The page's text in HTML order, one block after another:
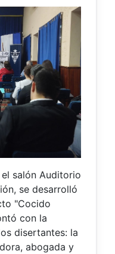
salón Auditorio
se desarrolló
"Cocido
con la
disertantes: la
abogada y